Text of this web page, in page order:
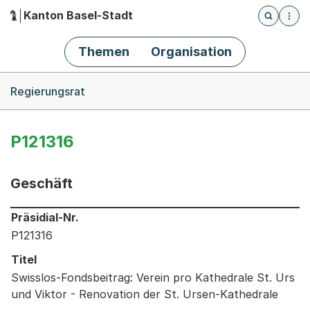
Hauptnavigation
Kanton Basel-Stadt
Öffnet
Themen Organisation
Regierungsrat
P121316
Geschäft
Informationen zum Ausgewählten Geschäft
Präsidial-Nr.
P121316
Titel
Swisslos-Fondsbeitrag: Verein pro Kathedrale St. Urs
und Viktor - Renovation der St. Ursen-Kathedrale